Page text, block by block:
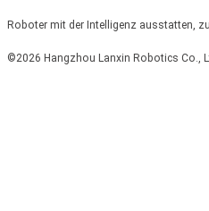
Roboter mit der Intelligenz ausstatten,
©2026 Hangzhou Lanxin Robotics Co.,